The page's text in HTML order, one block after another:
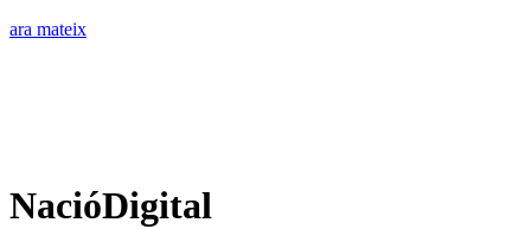
ara mateix
NacióDigital